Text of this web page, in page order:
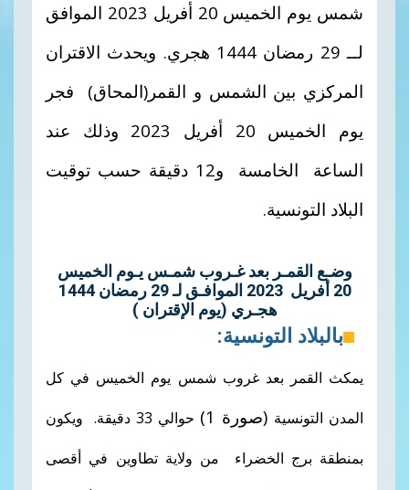
شمس يوم الخميس
20 أفريل 2023 الموافق
لــ 29
رمضان
ويحدث الاقتران
المركزي بين الشمس و القمر(المحاق) فجر
يوم الخميس 20 أفريل 2023 وذلك عند
الساعة الخامسة و12
دقيقة حسب توقيت
البلاد التونسية.
وضـع القمـر بعد غـروب شمـس يـوم الخميس
20 أفريل 2023 الموافـق لـ 29 رمضان 1444
هجـري (يوم الإقتران )
بالبلاد التونسية:
يمكث القمر بعد غروب شمس يوم الخميس في كل
المدن التونسية (صورة 1)
حوالي 33 دقيقة. ويكون
بمنطقة برج الخضراء من ولاية تطاوين في أقصى